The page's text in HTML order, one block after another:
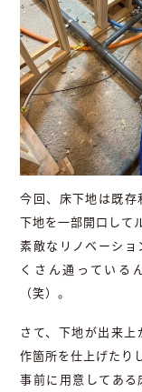
今回、床下地は既
下地を一部開口して
素敵なリノベーシ
くさん通っている
（笑）。
さて、下地が出来
作箇所を仕上げたり
事前に用意してあ